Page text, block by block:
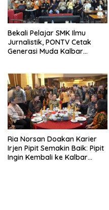
Bekali Pelajar SMK Ilmu
Jurnalistik, PONTV Cetak
Generasi Muda Kalbar
Ria Norsan Doakan Karier
Irjen Pipit Semakin Baik: Pipit
Ingin Kembali ke Kalbar